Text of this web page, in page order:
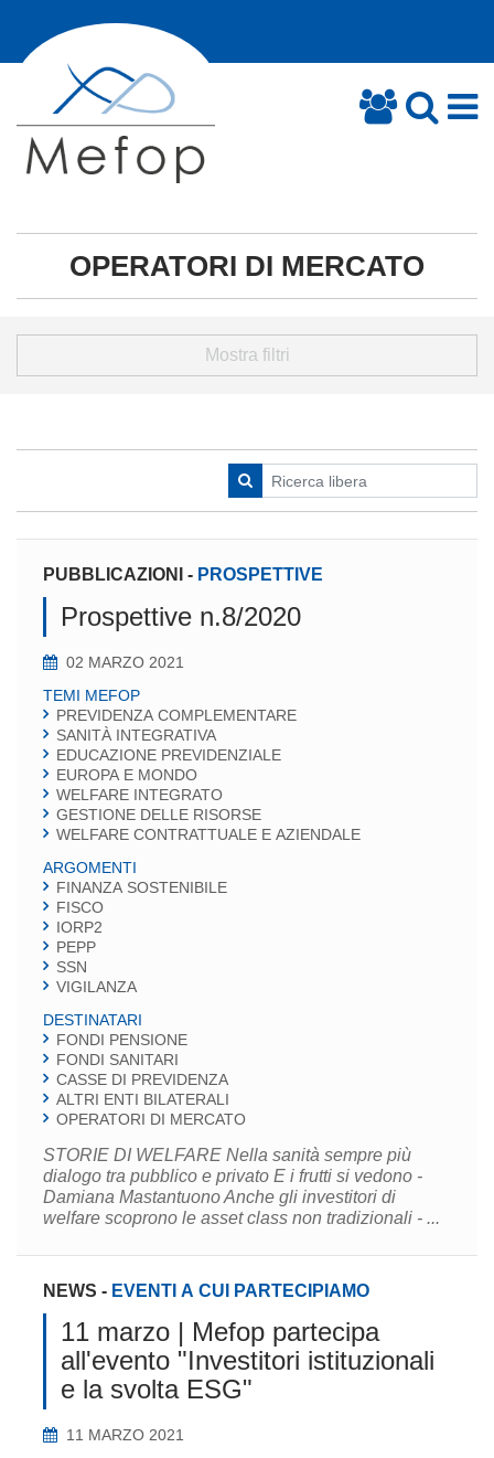
OPERATORI DI MERCATO
Mostra filtri
PUBBLICAZIONI - PROSPETTIVE
Prospettive n.8/2020
02 MARZO 2021
TEMI MEFOP
PREVIDENZA COMPLEMENTARE
SANITÀ INTEGRATIVA
EDUCAZIONE PREVIDENZIALE
EUROPA E MONDO
WELFARE INTEGRATO
GESTIONE DELLE RISORSE
WELFARE CONTRATTUALE E AZIENDALE
ARGOMENTI
FINANZA SOSTENIBILE
FISCO
IORP2
PEPP
SSN
VIGILANZA
DESTINATARI
FONDI PENSIONE
FONDI SANITARI
CASSE DI PREVIDENZA
ALTRI ENTI BILATERALI
OPERATORI DI MERCATO
STORIE DI WELFARE Nella sanità sempre più
dialogo tra pubblico e privato E i frutti si vedono -
Damiana Mastantuono Anche gli investitori di
welfare scoprono le asset class non tradizionali - ...
NEWS - EVENTI A CUI PARTECIPIAMO
11 marzo | Mefop partecipa
all'evento "Investitori istituzionali
e la svolta ESG"
11 MARZO 2021